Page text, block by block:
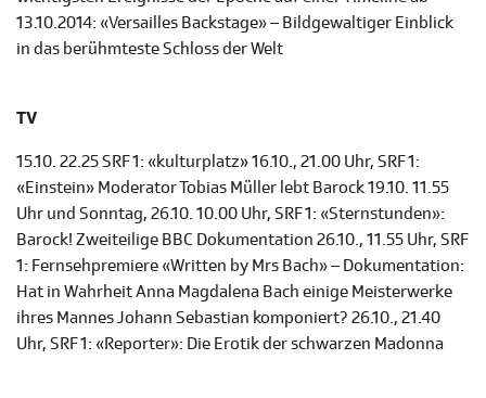
13.10.2014: «Versailles Backstage» – Bildgewaltiger Einblick
in das berühmteste Schloss der Welt
TV
15.10. 22.25 SRF 1: «kulturplatz» 16.10., 21.00 Uhr, SRF 1:
«Einstein» Moderator Tobias Müller lebt Barock 19.10. 11.55
Uhr und Sonntag, 26.10. 10.00 Uhr, SRF 1: «Sternstunden»:
Barock! Zweiteilige BBC Dokumentation 26.10., 11.55 Uhr, SRF
1: Fernsehpremiere «Written by Mrs Bach» – Dokumentation:
Hat in Wahrheit Anna Magdalena Bach einige Meisterwerke
ihres Mannes Johann Sebastian komponiert? 26.10., 21.40
Uhr, SRF 1: «Reporter»: Die Erotik der schwarzen Madonna